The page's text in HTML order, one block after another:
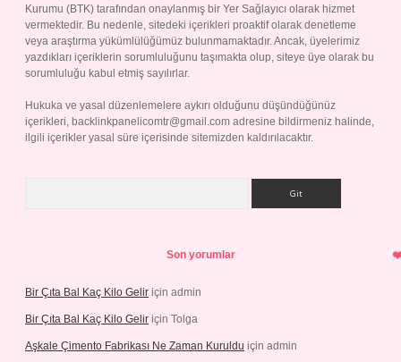
Kurumu (BTK) tarafından onaylanmış bir Yer Sağlayıcı olarak hizmet
vermektedir. Bu nedenle, sitedeki içerikleri proaktif olarak denetleme
veya araştırma yükümlülüğümüz bulunmamaktadır. Ancak, üyelerimiz
yazdıkları içeriklerin sorumluluğunu taşımakta olup, siteye üye olarak bu
sorumluluğu kabul etmiş sayılırlar.
Hukuka ve yasal düzenlemelere aykırı olduğunu düşündüğünüz
içerikleri, backlinkpanelicomtr@gmail.com adresine bildirmeniz halinde,
ilgili içerikler yasal süre içerisinde sitemizden kaldırılacaktır.
Son yorumlar
Bir Çıta Bal Kaç Kilo Gelir için admin
Bir Çıta Bal Kaç Kilo Gelir için Tolga
Aşkale Çimento Fabrikası Ne Zaman Kuruldu için admin